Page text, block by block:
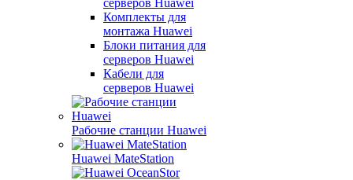
серверов Huawei
Комплекты для
монтажа Huawei
Блоки питания для
серверов Huawei
Кабели для
серверов Huawei
Рабочие станции Huawei
Huawei MateStation